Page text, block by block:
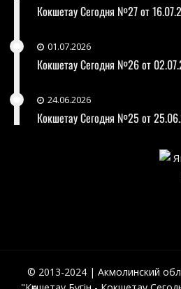
Кокшетау Сегодня №27 от
01.07.2026
Кокшетау Сегодня №26 от
24.06.2026
Кокшетау Сегодня №25 от
© 2013-2024 | Акмолинский